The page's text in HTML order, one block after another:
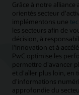
Grâce à notre alliance
orientés secteur
implémentons une
les secteurs afin de
décision, à
l'innovation et à
PwC optimise les
permettre d'avancer
et d'aller plus loin, en
d'informations
approfondie du